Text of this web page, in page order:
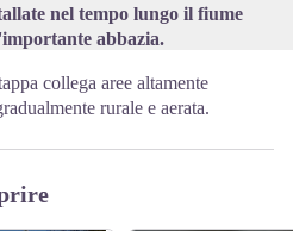
nel tempo lungo il fiume
abbazia.
collega aree altamente
rurale e aerata.